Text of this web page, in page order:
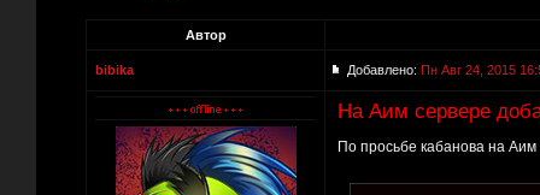
Автор
bibika Добавлено: Пн Авг 24, 2015
На Аим сервере
По просьбе кабанова на